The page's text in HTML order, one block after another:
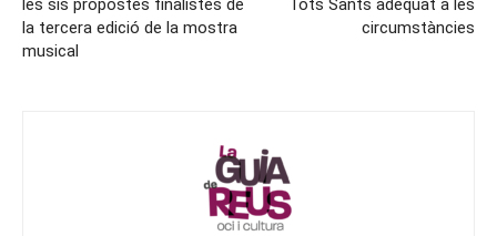
les sis propostes finalistes de
la tercera edició de la mostra
musical
Tots Sants adequat a les
circumstàncies